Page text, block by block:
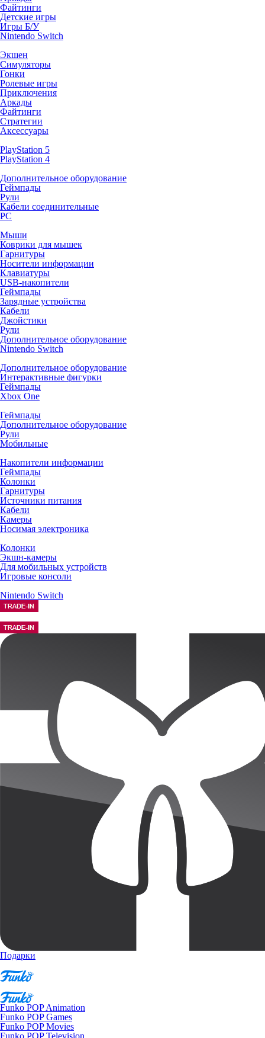
Файтинги
Детские игры
Игры Б/У
Nintendo Switch
Экшен
Симуляторы
Гонки
Ролевые игры
Приключения
Аркады
Файтинги
Стратегии
Аксессуары
PlayStation 5
PlayStation 4
Дополнительное оборудование
Геймпады
Рули
Кабели соединительные
PC
Мыши
Коврики для мышек
Гарнитуры
Носители информации
Клавиатуры
USB-накопители
Геймпады
Зарядные устройства
Кабели
Джойстики
Рули
Дополнительное оборудование
Nintendo Switch
Дополнительное оборудование
Интерактивные фигурки
Геймпады
Xbox One
Геймпады
Дополнительное оборудование
Рули
Мобильные
Накопители информации
Геймпады
Колонки
Гарнитуры
Источники питания
Кабели
Камеры
Носимая электроника
Колонки
Экшн-камеры
Для мобильных устройств
Игровые консоли
Nintendo Switch
Подарки
Funko POP Animation
Funko POP Games
Funko POP Movies